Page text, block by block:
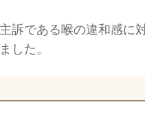
訴である喉の違和感に
した。